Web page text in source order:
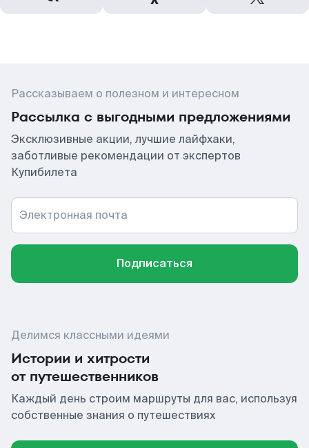
Рассказываем о полезном и интересном
Рассылка с выгодными предложениями
Эксклюзивные акции, лучшие лайфхаки,
заботливые рекомендации от экспертов
Купибилета
Электронная почта
Подписаться
Делимся классными идеями
Истории и хитрости
от путешественников
Каждый день строим маршруты для вас, используя
собственные знания о путешествиях